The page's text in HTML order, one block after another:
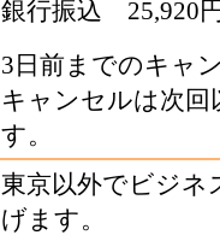
銀行振込 25,920
3日前までのキャ
キャンセルは次
す。
東京以外でビジネ
げます。